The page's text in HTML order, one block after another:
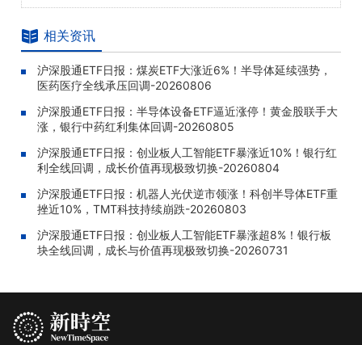
相关资讯
沪深股通ETF日报：煤炭ETF大涨近6%！半导体延续强势，
医药医疗全线承压回调-20260806
沪深股通ETF日报：半导体设备ETF逼近涨停！黄金股联手大
涨，银行中药红利集体回调-20260805
沪深股通ETF日报：创业板人工智能ETF暴涨近10%！银行红
利全线回调，成长价值再现极致切换-20260804
沪深股通ETF日报：机器人光伏逆市领涨！科创半导体ETF重
挫近10%，TMT科技持续崩跌-20260803
沪深股通ETF日报：创业板人工智能ETF暴涨超8%！银行板
块全线回调，成长与价值再现极致切换-20260731